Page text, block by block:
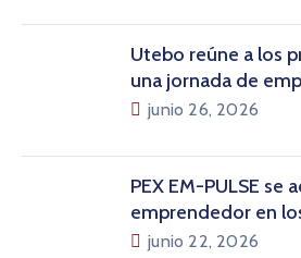
Utebo reúne a los
una jornada de
junio 26, 2026
PEX EM-PULSE se
emprendedor en
junio 22, 2026